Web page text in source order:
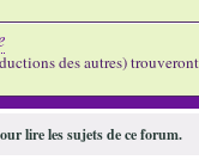
des autres)
lire les sujets de ce forum.